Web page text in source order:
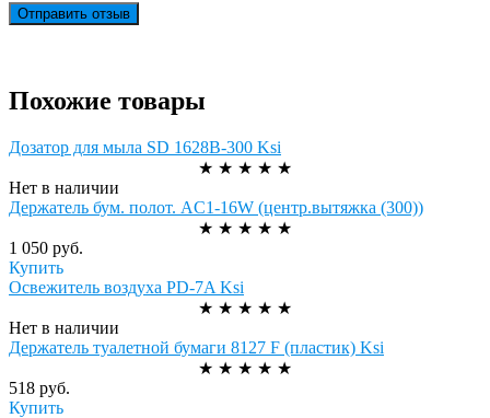
Отправить отзыв
Похожие товары
Дозатор для мыла SD 1628В-300 Ksi
★ ★ ★ ★ ★
Нет в наличии
Держатель бум. полот. AC1-16W (центр.вытяжка (300))
★ ★ ★ ★ ★
1 050 руб.
Купить
Освежитель воздуха PD-7A Ksi
★ ★ ★ ★ ★
Нет в наличии
Держатель туалетной бумаги 8127 F (пластик) Ksi
★ ★ ★ ★ ★
518 руб.
Купить